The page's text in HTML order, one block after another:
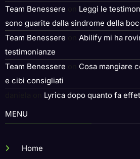
Team Benessere
Leggi le
sono guarite dalla sindrome della
Team Benessere
Abilify mi ha
testimonianze
Team Benessere
Cosa mangiare
e cibi consigliati
Lyrica dopo quanto fa
MENU
Home